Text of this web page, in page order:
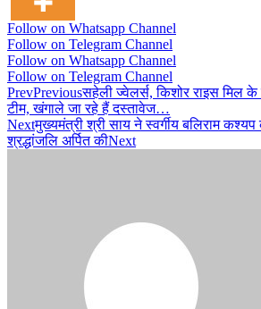
Follow on Whatsapp Channel
Follow on Telegram Channel
Follow on Whatsapp Channel
Follow on Telegram Channel
PrevPreviousसहेली ज्वेलर्स, किशोर राइस मिल के
टीम, खंगाले जा रहे हैं दस्तावेज…
Nextमुख्यमंत्री श्री साय ने स्वर्गीय बलिराम कश्यप
श्रद्धांजलि अर्पित कीNext